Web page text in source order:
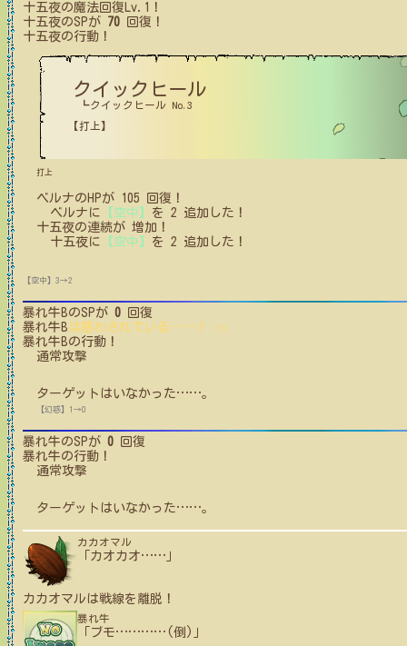
十五夜の魔法回復Lv.1！
十五夜のSPが 70 回復！
十五夜の行動！
クイックヒール
┗クイックヒール No.3
【打上】
打上
ベルナの HPが 105 回復！
ベルナ に 【空中】 を 2 追加した！
十五夜の連続が 増加！
十五夜に 【空中】 を 2 追加した！
【空中】3→2
暴れ牛BのSPが 0 回復
暴れ牛B は惑わされている …… ！ (1)
暴れ牛Bの行動！
通常攻撃
ターゲットはいなかった……。
【幻惑】1→0
暴れ牛のSPが 0 回復
暴れ牛の行動！
通常攻撃
ターゲットはいなかった……。
カカオマル
「カオカオ……
カカオマルは戦線を離脱！
暴れ牛
「ブモ………… (倒)」